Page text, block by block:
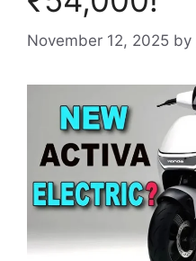
November 12, 2025 by